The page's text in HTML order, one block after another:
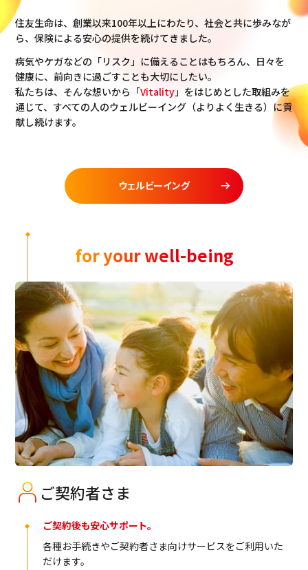
住友生命は、創業以来100年以上にわたり、社会と共に歩みなが
ら、保険による安心の提供を続けてきました。
病気やケガなどの「リスク」に備えることはもちろん、日々を
健康に、前向きに過ごすことも大切にしたい。
私たちは、そんな想いから「Vitality」をはじめとした取組みを
通じて、すべての人のウェルビーイング（よりよく生きる）に貢
献し続けます。
ウェルビーイング
for your well-being
ご契約者さま
ご契約後も安心サポート。
各種お手続きやご契約者さま向けサービスをご利用いた
だけます。